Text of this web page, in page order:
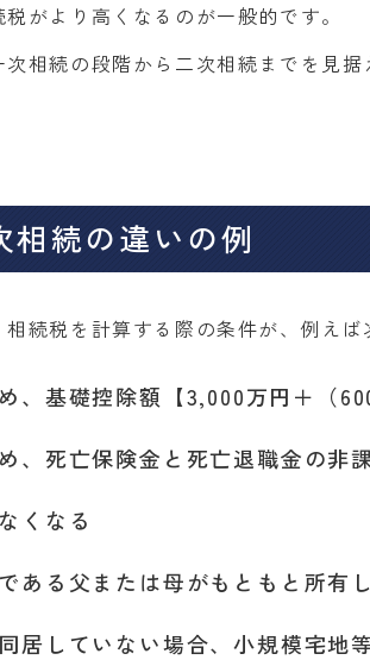
がより高くなるのが一般的です。
相続の段階から二次相続までを見
相続の違いの例
続税を計算する際の条件が、例えば
、基礎控除額【3,000万円＋（
、死亡保険金と死亡退職金の非
くなる
ある父または母がもともと所有
居していない場合、小規模宅地